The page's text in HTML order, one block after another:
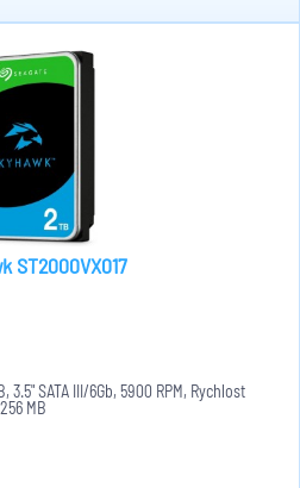
ST2000VX017
SATA III/6Gb, 5900 RPM, Rychlost
MB